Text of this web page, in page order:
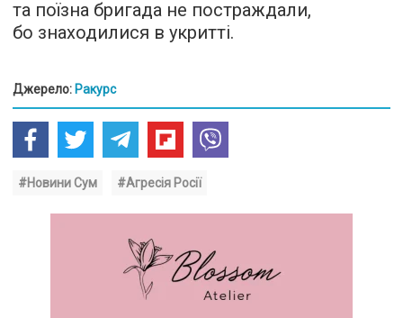
та поїзна бригада не постраждали,
бо знаходилися в укритті.
Джерело: Ракурс
#Новини Сум #Агресія Росії